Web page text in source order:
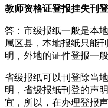
教师资格证登报挂失刊
答：市级报纸一般是本
属区县，本地报纸只能
明，外地的证件登报一
省级报纸可以刊登除当
明，省级报纸刊登的声
宜，所以，在办理登报